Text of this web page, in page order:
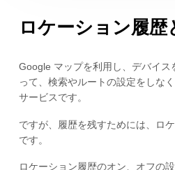
ロケーション履歴
Google マップを利用し、デバイス
って、検索やルートの設定をしな
サービスです。
ですが、履歴を残すためには、ロ
です。
ロケーション履歴のオン、オフの